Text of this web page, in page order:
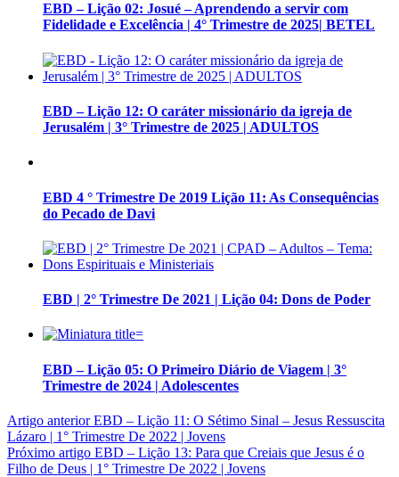
EBD – Lição 02: Josué – Aprendendo a servir com
Fidelidade e Excelência | 4° Trimestre de 2025| BETEL
EBD – Lição 12: O caráter missionário da igreja de
Jerusalém | 3° Trimestre de 2025 | ADULTOS
EBD 4 ° Trimestre De 2019 Lição 11: As Consequências
do Pecado de Davi
EBD | 2° Trimestre De 2021 | Lição 04: Dons de Poder
EBD – Lição 05: O Primeiro Diário de Viagem | 3°
Trimestre de 2024 | Adolescentes
Artigo anteriorEBD – Lição 11: O Sétimo Sinal – Jesus Ressuscita
Lázaro | 1° Trimestre De 2022 | Jovens
Próximo artigo EBD – Lição 13: Para que Creiais que Jesus é o
Filho de Deus | 1° Trimestre De 2022 | Jovens